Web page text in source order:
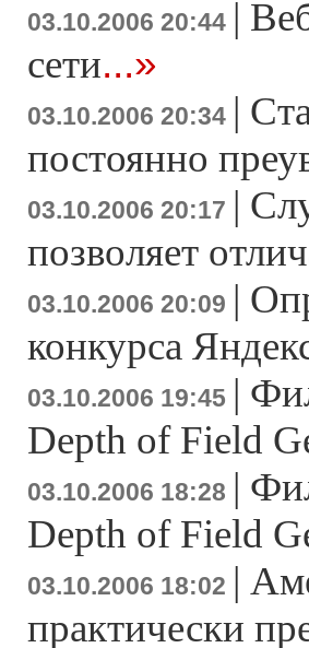
03.10.2006 20:44 |
сети...»
03.10.2006 20:34 |
постоянно
03.10.2006 20:17 |
позволяет
03.10.2006 20:09 |
конкурса
03.10.2006 19:45 |
Depth of Field
03.10.2006 18:28 |
Depth of Field
03.10.2006 18:02 |
практически